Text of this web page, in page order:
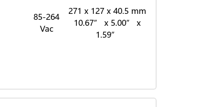
85-264
Vac
271 x 127 x 40.5 mm
10.67” x 5.00” x
1.59”